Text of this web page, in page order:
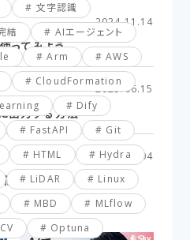
文字認識
結
AIエージェント
Arm
AWS
CloudFormation
Dify
FastAPI
Git
HTML
Hydra
LiDAR
Linux
MBD
MLflow
Optuna
2024.11.14
ってみよう
2025.06.15
出力する方法
2025.03.04
簡単に取得する方法